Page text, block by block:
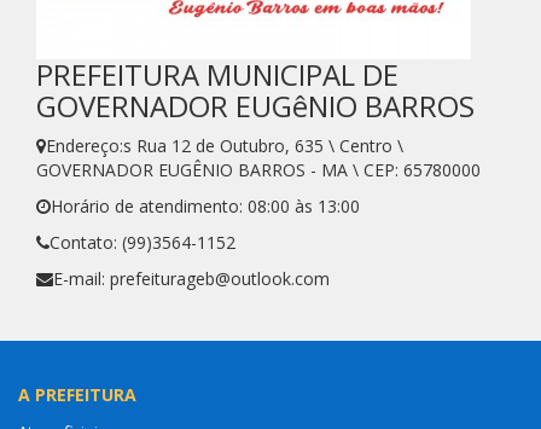
PREFEITURA MUNICIPAL DE
GOVERNADOR EUGêNIO BARROS
Endereço:s Rua 12 de Outubro, 635 \ Centro \
GOVERNADOR EUGÊNIO BARROS - MA \ CEP: 65780000
Horário de atendimento: 08:00 às 13:00
Contato: (99)3564-1152
E-mail: prefeiturageb@outlook.com
A PREFEITURA